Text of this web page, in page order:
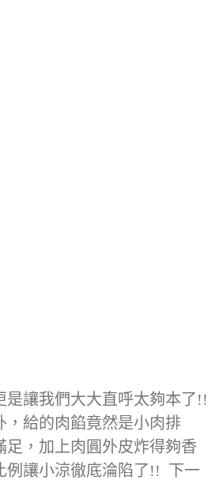
是讓我們大大直呼太夠本了!!
，給的肉餡竟然是小肉排
足，加上肉圓外皮炸得夠香
例讓小涼徹底淪陷了!! 下一